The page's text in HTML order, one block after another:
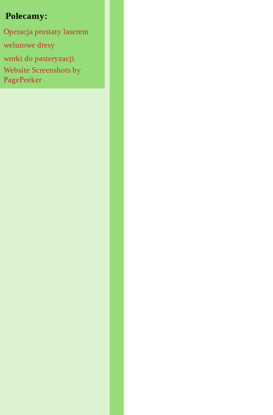
Polecamy:
Operacja prostaty laserem
welurowe dresy
worki do pasteryzacji
Website Screenshots by
PagePeeker